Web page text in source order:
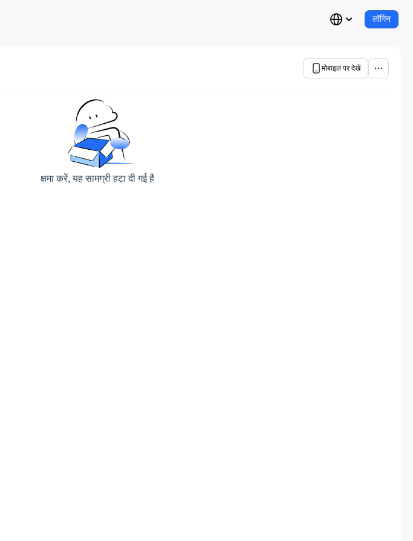
लॉगिन
मोबाइल पर देखें
क्षमा करें, यह सामग्री हटा दी गई है